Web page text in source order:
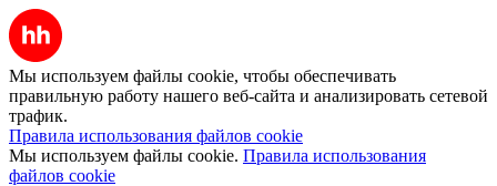
Мы используем файлы cookie, чтобы обеспечивать
правильную работу нашего веб-сайта и анализировать сетевой
трафик.
Правила использования файлов cookie
Мы используем файлы cookie. Правила использования
файлов cookie